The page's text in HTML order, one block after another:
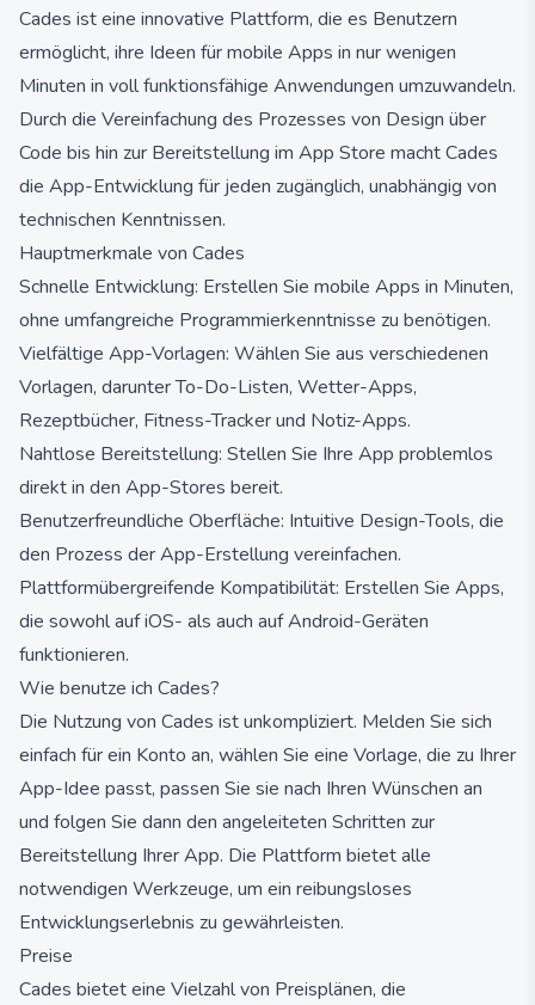
Cades ist eine innovative Plattform, die es Benutzern
ermöglicht, ihre Ideen für mobile Apps in nur wenigen
Minuten in voll funktionsfähige Anwendungen umzuwandeln.
Durch die Vereinfachung des Prozesses von Design über
Code bis hin zur Bereitstellung im App Store macht Cades
die App-Entwicklung für jeden zugänglich, unabhängig von
technischen Kenntnissen.
Hauptmerkmale von Cades
Schnelle Entwicklung: Erstellen Sie mobile Apps in Minuten,
ohne umfangreiche Programmierkenntnisse zu benötigen.
Vielfältige App-Vorlagen: Wählen Sie aus verschiedenen
Vorlagen, darunter To-Do-Listen, Wetter-Apps,
Rezeptbücher, Fitness-Tracker und Notiz-Apps.
Nahtlose Bereitstellung: Stellen Sie Ihre App problemlos
direkt in den App-Stores bereit.
Benutzerfreundliche Oberfläche: Intuitive Design-Tools, die
den Prozess der App-Erstellung vereinfachen.
Plattformübergreifende Kompatibilität: Erstellen Sie Apps,
die sowohl auf iOS- als auch auf Android-Geräten
funktionieren.
Wie benutze ich Cades?
Die Nutzung von Cades ist unkompliziert. Melden Sie sich
einfach für ein Konto an, wählen Sie eine Vorlage, die zu Ihrer
App-Idee passt, passen Sie sie nach Ihren Wünschen an
und folgen Sie dann den angeleiteten Schritten zur
Bereitstellung Ihrer App. Die Plattform bietet alle
notwendigen Werkzeuge, um ein reibungsloses
Entwicklungserlebnis zu gewährleisten.
Preise
Cades bietet eine Vielzahl von Preisplänen, die